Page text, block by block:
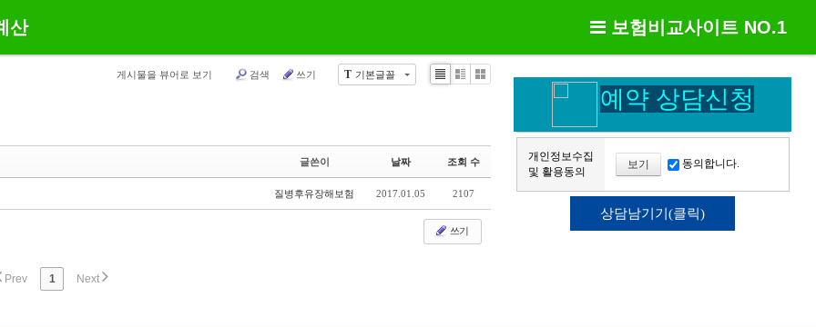
산 보험비교사이트 NO.1
예약 상담신청
개인정보수집
및 활용동의
보기 동의합니다.
T 기본글꼴
게시물을 뷰어로 보기 검색 쓰기
Li
Zi
G
글쓴이 날짜 조회 수
질병후유장해보험 2017.01.05 2107
쓰기
Prev 1 Next